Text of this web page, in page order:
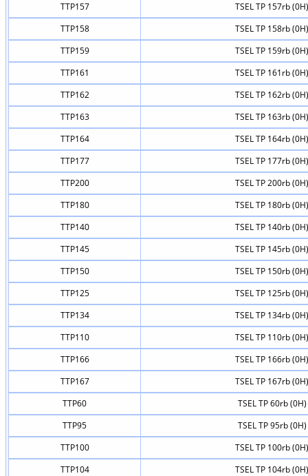
TTP157
TSEL TP 157rb (0H)
TTP158
TSEL TP 158rb (0H)
TTP159
TSEL TP 159rb (0H)
TTP161
TSEL TP 161rb (0H)
TTP162
TSEL TP 162rb (0H)
TTP163
TSEL TP 163rb (0H)
TTP164
TSEL TP 164rb (0H)
TTP177
TSEL TP 177rb (0H)
TTP200
TSEL TP 200rb (0H)
TTP180
TSEL TP 180rb (0H)
TTP140
TSEL TP 140rb (0H)
TTP145
TSEL TP 145rb (0H)
TTP150
TSEL TP 150rb (0H)
TTP125
TSEL TP 125rb (0H)
TTP134
TSEL TP 134rb (0H)
TTP110
TSEL TP 110rb (0H)
TTP166
TSEL TP 166rb (0H)
TTP167
TSEL TP 167rb (0H)
TTP60
TSEL TP 60rb (0H)
TTP95
TSEL TP 95rb (0H)
TTP100
TSEL TP 100rb (0H)
TTP104
TSEL TP 104rb (0H)